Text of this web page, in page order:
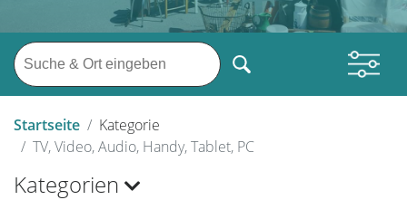
Startseite
Kategorie
TV, Video, Audio, Handy, Tablet, PC
Kategorien